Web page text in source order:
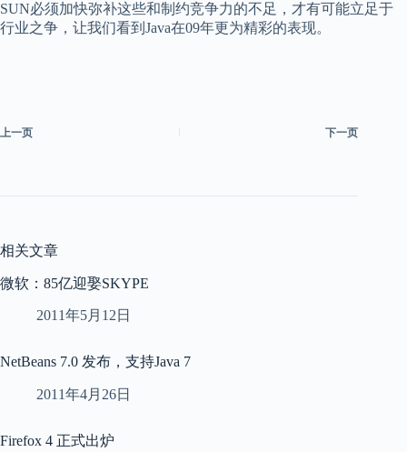
SUN必须加快弥补这些和制约竞争力的不足，才有可能立足于
行业之争，让我们看到Java在09年更为精彩的表现。
上一页 下一页
相关文章
微软：85亿迎娶SKYPE
2011年5月12日
NetBeans 7.0 发布，支持Java 7
2011年4月26日
Firefox 4 正式出炉